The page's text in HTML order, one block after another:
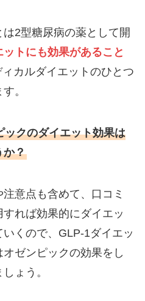
2型糖尿病の薬として開
ットにも効果があること
カルダイエットのひとつ
。
ックのダイエット効果は
か？
意点も含めて、口コミ
れば効果的にダイエッ
くので、GLP-1ダイエッ
ゼンピックの効果をし
ょう。